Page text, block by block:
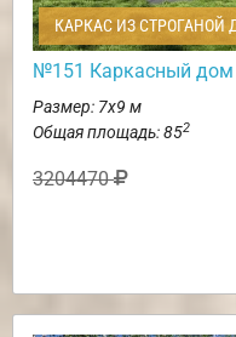
КАРКАС ИЗ СТРОГАНОЙ
№151 Каркасный дом
Размер: 7х9 м
Общая площадь: 852
3204470